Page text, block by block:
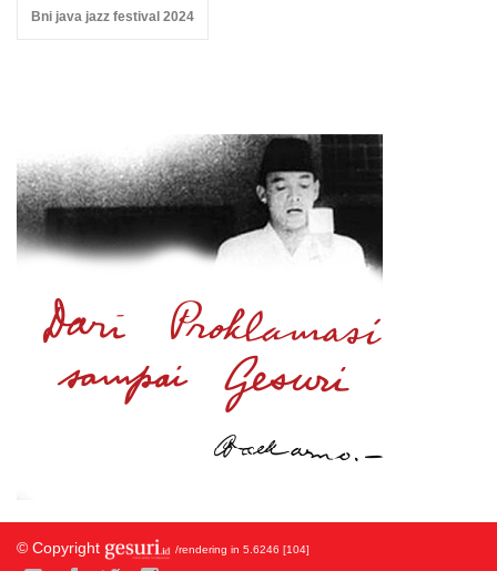
Bni java jazz festival 2024
© Copyright /rendering in 5.6246 [104]